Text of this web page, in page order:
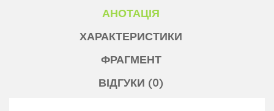
АНОТАЦІЯ
ХАРАКТЕРИСТИКИ
ФРАГМЕНТ
ВІДГУКИ (0)